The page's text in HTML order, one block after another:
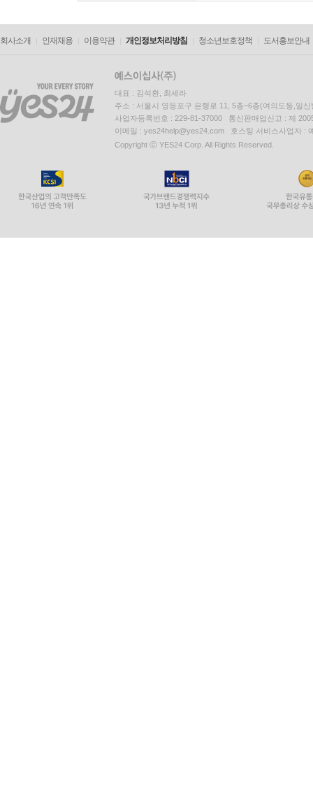
회사소개 인재채용 이용약관 개인정보처리방침 청소년보호정책 도서홍보안내
대표 : 김석환, 최세라
주소 : 서울시 영등포구 은행로 11, 5층~6층(여의도동,일신
사업자등록번호 : 229-81-37000 통신판매업신고 : 제
이메일 : yes24help@yes24.com 호스팅 서비스사업자 :
Copyright ⓒ YES24 Corp. All Rights Reserved.